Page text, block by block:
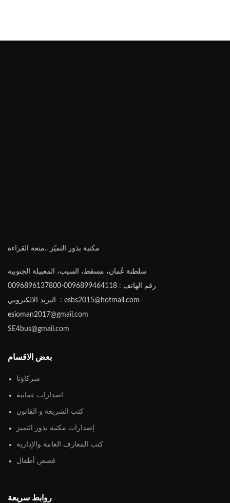
مكتبة بذور التميّز ..متعة القراءة
سلطنة عُمان، مسقط، السيب، المعبيلة الجنوبية
رقم الهاتف : 0096899464118-0096896137800
البريد الالكتروني : esbs2015@hotmail.com-
esioman2017@gmail.com
SE4bus@gmail.com
بعض الاقسام
شركاؤنا
اصدارات عمانية
كتب الشريعة و القانون
إصدارات مكتبة بذور التميز
كتب المعارف العامة والإدارية
قصص أطفال
روابط سريعة